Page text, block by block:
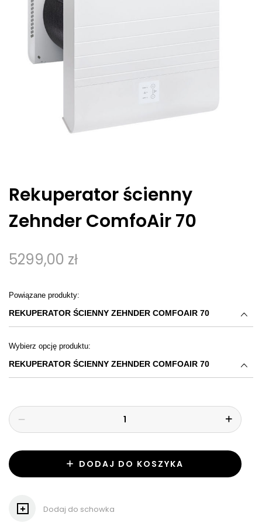
MODUŁY GWC
NAWILŻACZE POWIETRZA
CHŁODNICE WODNE I FREONOWE
ANEMOSTATY
WENTYLATORY DACHOWE
LOGOWANIE / REJESTRACJA
Rekuperator ścienny
Zehnder ComfoAir 70
5299,00 zł
Powiązane produkty:
REKUPERATOR ŚCIENNY ZEHNDER COMFOAIR 70
Wybierz opcję produktu:
REKUPERATOR ŚCIENNY ZEHNDER COMFOAIR 70
DODAJ DO KOSZYKA
Dodaj do schowka